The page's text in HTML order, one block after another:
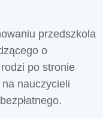
przedszkola
o
po stronie
nauczycieli